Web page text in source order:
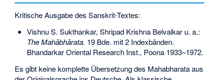
Kritische Ausgabe des Sanskrit-Textes:
Vishnu S. Sukthankar, Shripad Krishna Belvalkar u. a.:
The Mahābhārata. 19 Bde. mit 2 Indexbänden.
Bhandarkar Oriental Research Inst., Poona 1933–1972.
Es gibt keine komplette Übersetzung des Mahabharata aus